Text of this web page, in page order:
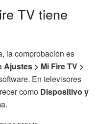
TV tiene
la comprobación es
Ajustes > Mi Fire TV >
En televisores
como Dispositivo y